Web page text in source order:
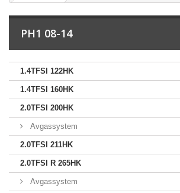
PH1 08-14
1.4TFSI 122HK
1.4TFSI 160HK
2.0TFSI 200HK
Avgassystem
2.0TFSI 211HK
2.0TFSI R 265HK
Avgassystem